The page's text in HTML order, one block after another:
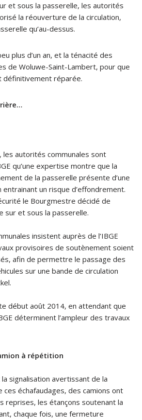
et sous la passerelle, les autorités
la réouverture de la circulation,
qu’au-dessus.
plus d’un an, et la ténacité des
de Woluwe-Saint-Lambert, pour que
réparée.
les autorités communales sont
qu’une expertise montre que la
de la passerelle présente d’une
un risque d’effondrement.
le Bourgmestre décidé de
sur et sous la passerelle.
insistent auprès de l’IBGE
provisoires de soutènement soient
afin de permettre le passage des
sur une bande de circulation
début août 2014, en attendant que
déterminent l’ampleur des travaux
à répétition
signalisation avertissant de la
ces échafaudages, des camions ont
reprises, les étançons soutenant la
chaque fois, une fermeture